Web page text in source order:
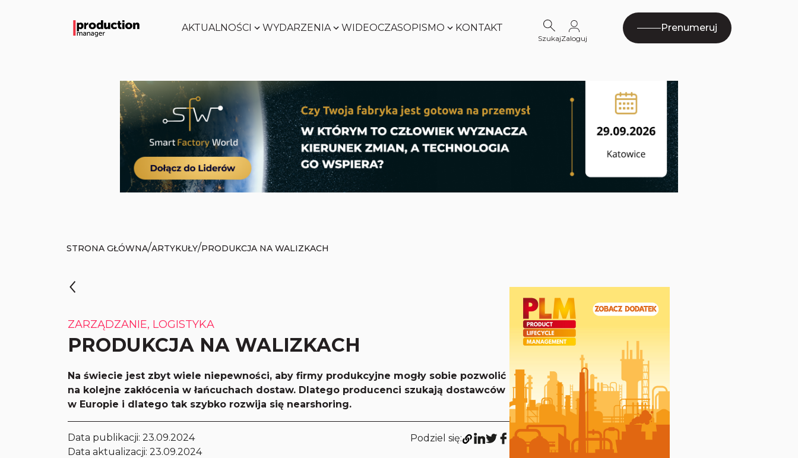
AKTUALNOŚCI WYDARZENIA
SMART
FACTORY
WORLD
WIDEOCZASOPISMO KONTAKT
SzukajZaloguj
Prenumeruj
FACTORY
WORLD
Zobacz
STRONA GŁÓWNA/ARTYKUŁY/PRODUKCJA NA WALIZKACH
ZARZĄDZANIE, LOGISTYKA
PRODUKCJA NA WALIZKACH
Na świecie jest zbyt wiele niepewności, aby firmy produkcyjne mogły sobie pozwolić
na kolejne zakłócenia w łańcuchach dostaw. Dlatego producenci szukają dostawców
w Europie i dlatego tak szybko rozwija się nearshoring.
Data publikacji:23.09.2024
Data aktualizacji: 23.09.2024
Podziel się: